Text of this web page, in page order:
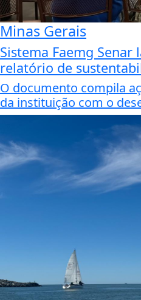
Minas Gerais
Sistema Faemg
relatório de
O documento compila
da instituição com o